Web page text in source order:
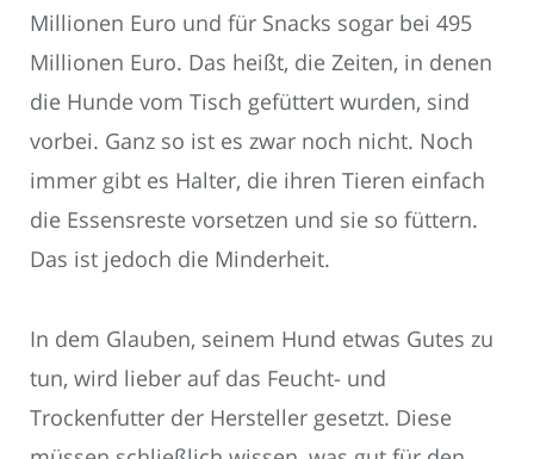
Millionen Euro und für Snacks sogar bei 495
Millionen Euro. Das heißt, die Zeiten, in denen
die Hunde vom Tisch gefüttert wurden, sind
vorbei. Ganz so ist es zwar noch nicht. Noch
immer gibt es Halter, die ihren Tieren einfach
die Essensreste vorsetzen und sie so füttern.
Das ist jedoch die Minderheit.
In dem Glauben, seinem Hund etwas Gutes zu
tun, wird lieber auf das Feucht- und
Trockenfutter der Hersteller gesetzt. Diese